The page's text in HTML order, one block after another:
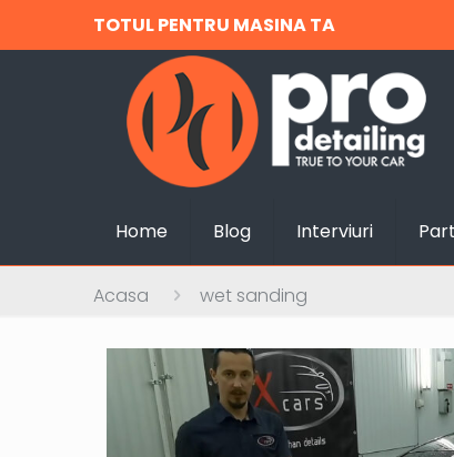
TOTUL PENTRU MASINA TA
Home Blog Interviuri
Acasa wet sanding